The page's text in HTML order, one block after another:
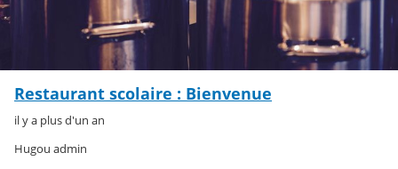
Restaurant scolaire : Bienvenue
il y a plus d'un an
Hugou admin